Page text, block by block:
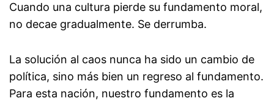
Cuando una cultura pierde su fundamento moral,
no decae gradualmente. Se derrumba.
La solución al caos nunca ha sido un cambio de
política, sino más bien un regreso al fundamento.
Para esta nación, nuestro fundamento es la